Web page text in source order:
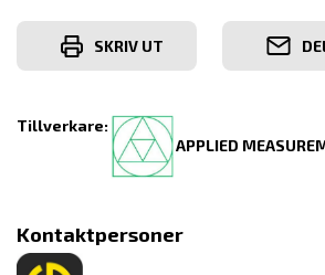
SKRIV UT
Tillverkare:
APPLIED
Kontaktpersoner